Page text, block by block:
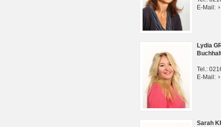
E-Mail:
Lydia
Tel.:
E-Mail:
Sarah